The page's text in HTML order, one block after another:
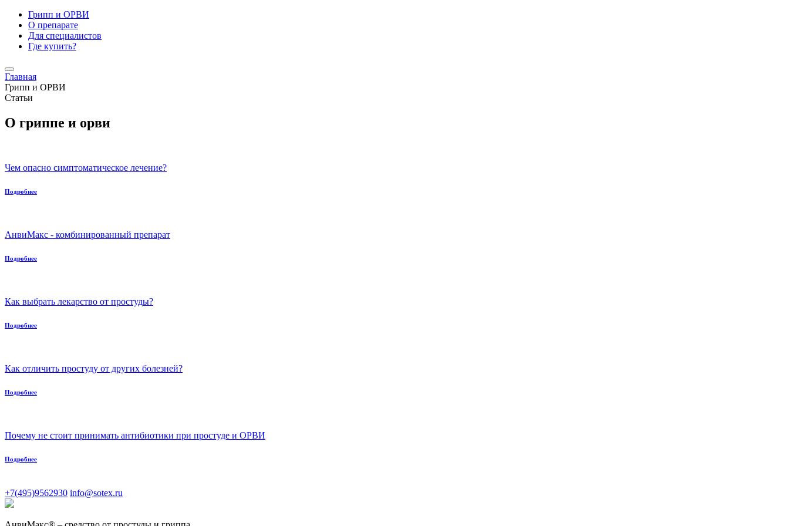
Грипп и ОРВИ
О препарате
Для специалистов
Где купить?
Главная
Грипп и ОРВИ
Статьи
О гриппе и орви
Чем опасно симптоматическое лечение?
Подробнее
АнвиМакс - комбинированный препарат
Подробнее
Как выбрать лекарство от простуды?
Подробнее
Как отличить простуду от других болезней?
Подробнее
Почему не стоит принимать антибиотики при простуде и ОРВИ
Подробнее
+7(495)9562930 info@sotex.ru